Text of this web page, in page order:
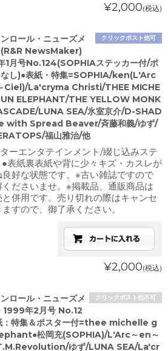
¥2,000(税込)
クリックポスト他可
ロール・ニューズメ
(R&R NewsMaker)
1月号No.124(SOPHIAステッカー付/ポ
なし)●表紙・特集=SOPHIA/ken(L'Arc
Ciel)/La'cryma Christi/THEE MICHE
ELEPHANT/THE YELLOW MONK
LUNA SEA/氷室京介/D-SHAD
with Spread Beaver/斉藤和義/ゆず/
福山雅治/他
ーエンタテインメント/綴じ込みステ
表紙裏表紙や背に少々キズ・カスレが
好な状態です。※古い雑誌ですので
ださいませ。※掲載品、通販商品は
併用です。売り切れの際はキャンセ
すので、御了承ください。
¥2,000(税込)
クリックポスト他不可
ロール・ニューズメ
1999年2月号 No.12
：特集＆ポスター付=thee michelle g
松岡充(SOPHIA)/L'Arc～en～
ゆず/LUNA SEA/La'cr